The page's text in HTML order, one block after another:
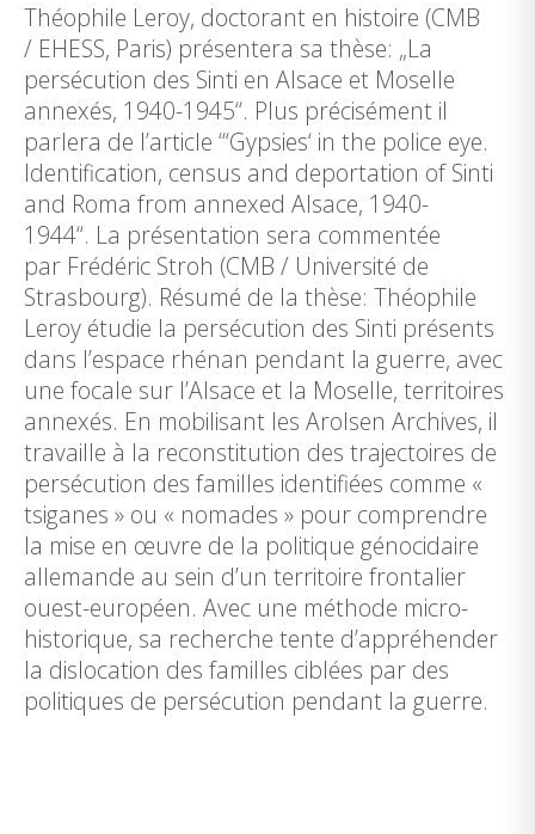
Théophile Leroy, doctorant en histoire (CMB
/ EHESS, Paris) présentera sa thèse: „La
persécution des Sinti en Alsace et Moselle
annexés, 1940-1945“. Plus précisément il
parlera de l’article “‘Gypsies‘ in the police eye.
Identification, census and deportation of Sinti
and Roma from annexed Alsace, 1940-
1944“. La présentation sera commentée
par Frédéric Stroh (CMB / Université de
Strasbourg). Résumé de la thèse: Théophile
Leroy étudie la persécution des Sinti présents
dans l’espace rhénan pendant la guerre, avec
une focale sur l’Alsace et la Moselle, territoires
annexés. En mobilisant les Arolsen Archives, il
travaille à la reconstitution des trajectoires de
persécution des familles identifiées comme «
tsiganes » ou « nomades » pour comprendre
la mise en œuvre de la politique génocidaire
allemande au sein d’un territoire frontalier
ouest-européen. Avec une méthode micro-
historique, sa recherche tente d’appréhender
la dislocation des familles ciblées par des
politiques de persécution pendant la guerre.